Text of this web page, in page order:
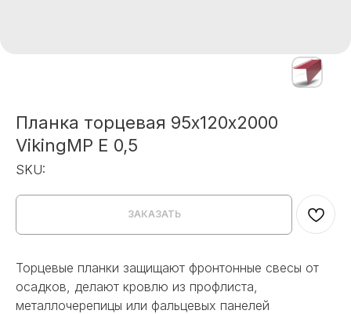
Планка торцевая 95х120х2000
VikingMP E 0,5
SKU:
ЗАКАЗАТЬ
Торцевые планки защищают фронтонные свесы от
осадков, делают кровлю из профлиста,
металлочерепицы или фальцевых панелей